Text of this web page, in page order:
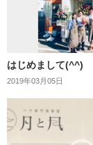
はじめまして(^^)
2019年03月05日